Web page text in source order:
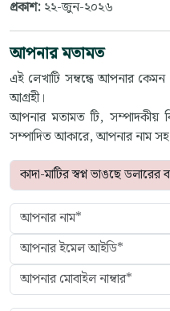
প্রকাশ: ২২-জুন-২০২৬
আপনার মতামত
এই লেখাটি সম্বন্ধে আপনার
আগ্রহী।
আপনার মতামত টি, সম্পাদকীয়
সম্পাদিত আকারে, আপনার নাম সহ